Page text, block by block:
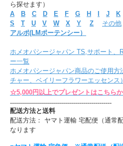
ら探せます）
A
B C D E F G H J K
S
T U V W X Y Z
その他
アルポ(LMポーテンシー）
ホメオパシージャパン TS,サポート、
ー一覧
ホメオパシージャパン商品のご使用方
チャー、ベイリーフラワーエッセンス）
☆5,000円以上でプレゼントはこちらか
---------------------------------------------------
配送方法と送料
配送方法： ヤマト運輸 宅配便（通常
なります